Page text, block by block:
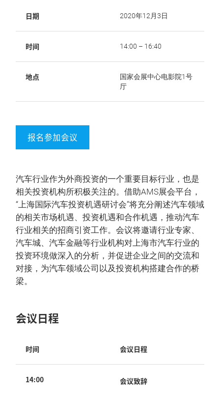
日期 2020年12月3日
时间 14:00 – 16:40
地点
国家会展中心电影院1号
厅
报名参加会议
汽车行业作为外商投资的一个重要目标行业，也是
相关投资机构所积极关注的。借助AMS展会平台，
“上海国际汽车投资机遇研讨会”将充分阐述汽车领域
的相关市场机遇、投资机遇和合作机遇，推动汽车
行业相关的招商引资工作。会议将邀请行业专家、
汽车城、汽车金融等行业机构对上海市汽车行业的
投资环境做深入的分析，并促进企业之间的交流和
对接，为汽车领域公司以及投资机构搭建合作的桥
梁。
会议日程
时间 会议日程
14:00 会议致辞